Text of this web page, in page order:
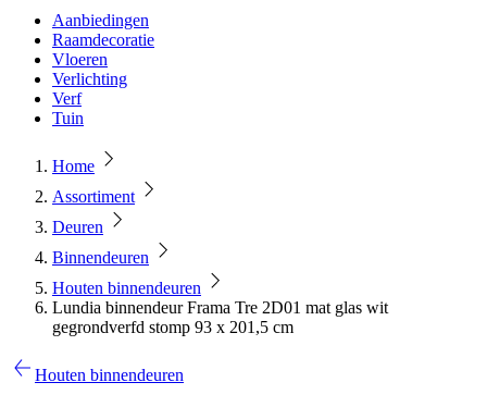
Aanbiedingen
Raamdecoratie
Vloeren
Verlichting
Verf
Tuin
Home
Assortiment
Deuren
Binnendeuren
Houten binnendeuren
Lundia binnendeur Frama Tre 2D01 mat glas wit
gegrondverfd stomp 93 x 201,5 cm
Houten binnendeuren